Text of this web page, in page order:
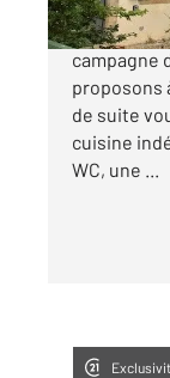
Entre
campagne
proposons
de suite
cuisine
WC, une ...